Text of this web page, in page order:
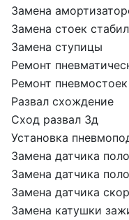
Замена
Замена стоек
Замена ступицы
Ремонт
Ремонт пневмостоек
Развал схождение
Сход развал 3д
Установка
Замена датчика
Замена датчика
Замена датчика
Замена катушки